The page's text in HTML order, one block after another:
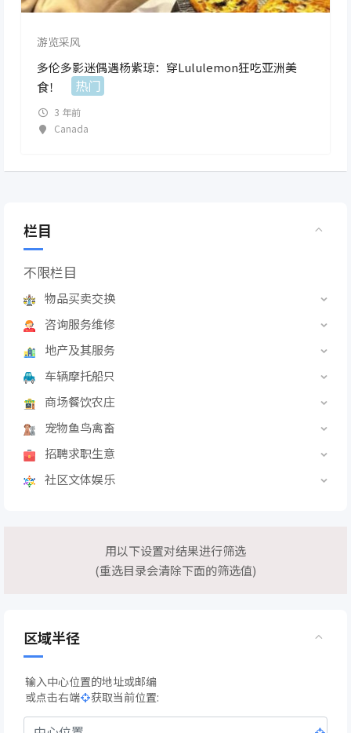
游览采风
多伦多影迷偶遇杨紫琼：穿Lululemon狂吃亚洲美
食！
热门
3 年前
Canada
栏目
不限栏目
物品买卖交换
咨询服务维修
地产及其服务
车辆摩托船只
商场餐饮农庄
宠物鱼鸟禽畜
招聘求职生意
社区文体娱乐
用以下设置对结果进行筛选
(重选目录会清除下面的筛选值)
区域半径
输入中心位置的地址或邮编
或点击右端
获取当前位置: